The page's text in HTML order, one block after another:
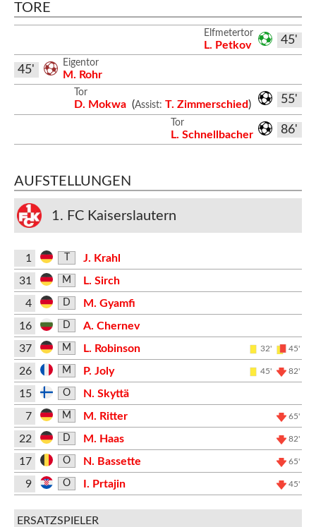
TORE
45'
Elfmetertor
L. Petkov
Eigentor
M. Rohr
45'
55'
Tor
D. Mokwa (Assist: T. Zimmerschied)
86'
Tor
L. Schnellbacher
AUFSTELLUNGEN
1. FC Kaiserslautern
1
J. Krahl
31
M
L. Sirch
4
D
M. Gyamfi
16
D
A. Chernev
37
M L. Robinson 32' 45'
26 M P. Joly 45' 82'
15 O
N. Skyttä
7
M M. Ritter 65'
22 D M. Haas 82'
17 O N. Bassette 65'
9 O I. Prtajin 45'
ERSATZSPIELER